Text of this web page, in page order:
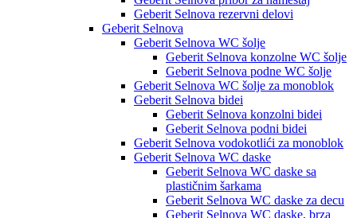
Geberit Selnova rezervni delovi
Geberit Selnova
Geberit Selnova WC šolje
Geberit Selnova konzolne WC šolje
Geberit Selnova podne WC šolje
Geberit Selnova WC šolje za monoblok
Geberit Selnova bidei
Geberit Selnova konzolni bidei
Geberit Selnova podni bidei
Geberit Selnova vodokotlići za monoblok
Geberit Selnova WC daske
Geberit Selnova WC daske sa
plastičnim šarkama
Geberit Selnova WC daske za decu
Geberit Selnova WC daske, brza